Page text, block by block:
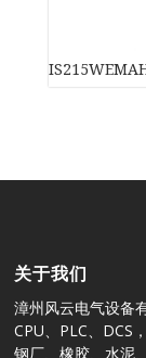
关于我们
漳州风云电气设备
CPU、PLC、DCS
钢厂、橡胶、水泥